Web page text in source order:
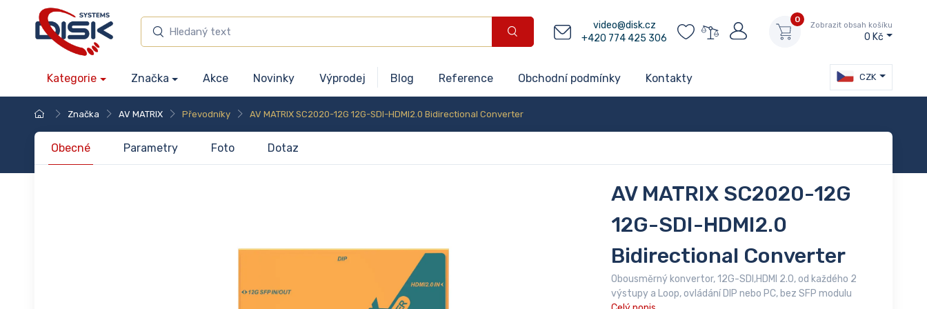
video@disk.cz
+420 774 425 306
0
Zobrazit obsah košíku
0 Kč
Kategorie Značka Akce Novinky Výprodej Blog Reference Obchodní podmínky Kontakty CZK
Značka AV MATRIX Převodníky AV MATRIX SC2020-12G 12G-SDI-HDMI2.0 Bidirectional Converter
Obecné Parametry Foto Dotaz
AV MATRIX SC2020-12G
12G-SDI-HDMI2.0
Bidirectional Converter
Obousměrný konvertor, 12G-SDI,HDMI 2.0, od každého 2
výstupy a Loop, ovládání DIP nebo PC, bez SFP modulu